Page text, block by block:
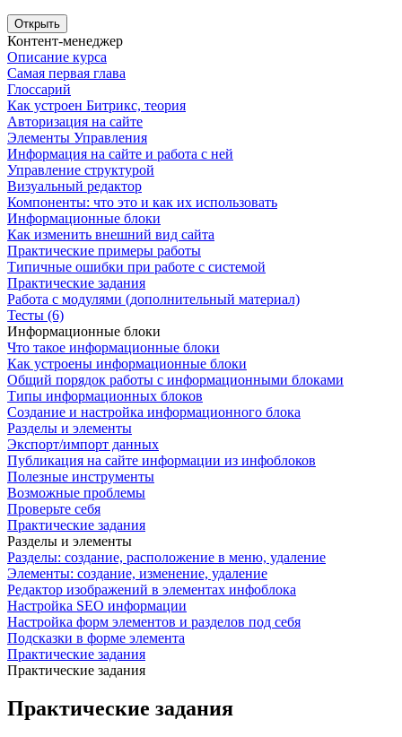
Открыть
Контент-менеджер
Описание курса
Самая первая глава
Глоссарий
Как устроен Битрикс, теория
Авторизация на сайте
Элементы Управления
Информация на сайте и работа с ней
Управление структурой
Визуальный редактор
Компоненты: что это и как их использовать
Информационные блоки
Как изменить внешний вид сайта
Практические примеры работы
Типичные ошибки при работе с системой
Практические задания
Работа с модулями (дополнительный материал)
Тесты (6)
Информационные блоки
Что такое информационные блоки
Как устроены информационные блоки
Общий порядок работы с информационными блоками
Типы информационных блоков
Создание и настройка информационного блока
Разделы и элементы
Экспорт/импорт данных
Публикация на сайте информации из инфоблоков
Полезные инструменты
Возможные проблемы
Проверьте себя
Практические задания
Разделы и элементы
Разделы: создание, расположение в меню, удаление
Элементы: создание, изменение, удаление
Редактор изображений в элементах инфоблока
Настройка SEO информации
Настройка форм элементов и разделов под себя
Подсказки в форме элемента
Практические задания
Практические задания
Практические задания